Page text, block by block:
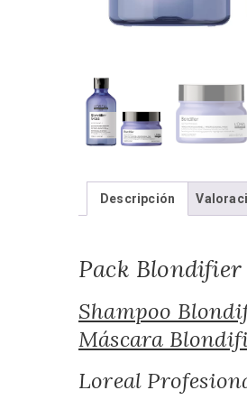
Descripción
Pack
Shampoo
Máscara
Loreal